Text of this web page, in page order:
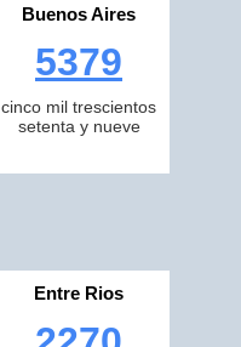
Buenos Aires
5379
cinco mil trescientos
setenta y nueve
Entre Rios